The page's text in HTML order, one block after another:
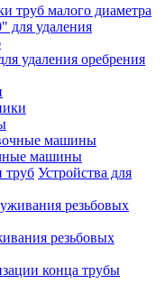
труб малого диаметра
удаления оребрения
машины
Устройства для
резьбовых